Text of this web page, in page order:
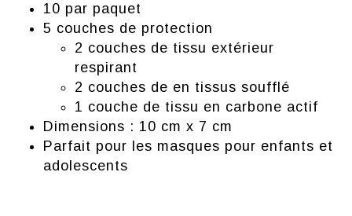
10 par paquet
5 couches de protection
2 couches de tissu extérieur
respirant
2 couches de en tissus soufflé
1 couche de tissu en carbone actif
Dimensions : 10 cm x 7 cm
Parfait pour les masques pour enfants et
adolescents